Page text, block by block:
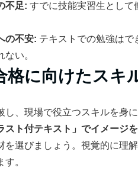
不足: すでに技能実習生として
の不安: テキストでの勉強はで
ない。
格に向けたスキ
し、現場で役立つスキルを身
スト付テキスト」でイメージ
を選びましょう。視覚的に理
す。